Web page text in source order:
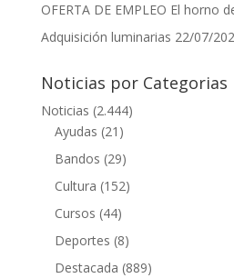
OFERTA DE EMPLEO El horno
Adquisición luminarias 22/07/
Noticias por Categorias
Noticias (2.444)
Ayudas (21)
Bandos (29)
Cultura (152)
Cursos (44)
Deportes (8)
Destacada (889)